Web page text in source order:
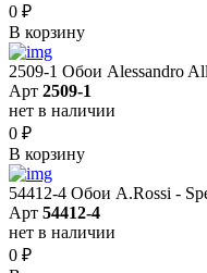
0 ₽
В корзину
2509-1 Обои Alessandro
Арт 2509-1
нет в наличии
0 ₽
В корзину
54412-4 Обои A.Rossi -
Арт 54412-4
нет в наличии
0 ₽